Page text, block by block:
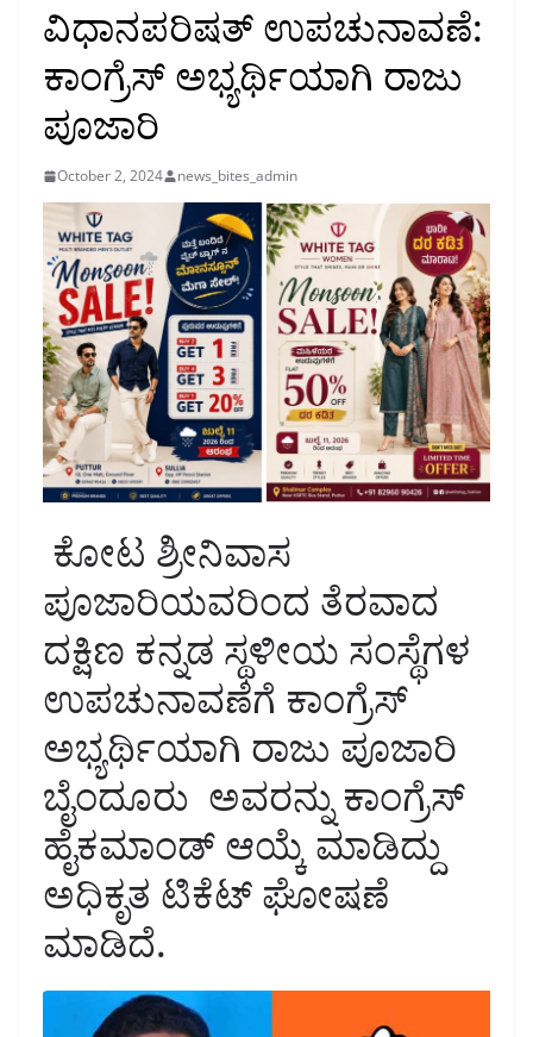
ವಿಧಾನಪರಿಷತ್ ಉಪಚುನಾವಣೆ:
ಕಾಂಗ್ರೆಸ್ ಅಭ್ಯ‍ರ್ಥಿಯಾಗಿ ರಾಜು
ಪೂಜಾರಿ
October 2, 2024 news_bites_admin
ಕೋಟ ಶ್ರೀನಿವಾಸ
ಪೂಜಾರಿಯವರಿಂದ ತೆರವಾದ
ದಕ್ಷಿಣ ಕನ್ನಡ ಸ್ಥಳೀಯ ಸಂಸ್ಥೆಗಳ
ಉಪಚುನಾವಣೆಗೆ ಕಾಂಗ್ರೆಸ್
ಅಭ್ಯರ್ಥಿಯಾಗಿ ರಾಜು ಪೂಜಾರಿ
ಬೈಂದೂರು ಅವರನ್ನು ಕಾಂಗ್ರೆಸ್
ಹೈಕಮಾಂಡ್ ಆಯ್ಕೆ ಮಾಡಿದ್ದು
ಅಧಿಕೃತ ಟಿಕೆಟ್ ಘೋಷಣೆ
ಮಾಡಿದೆ.